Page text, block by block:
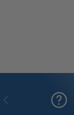
Précédent